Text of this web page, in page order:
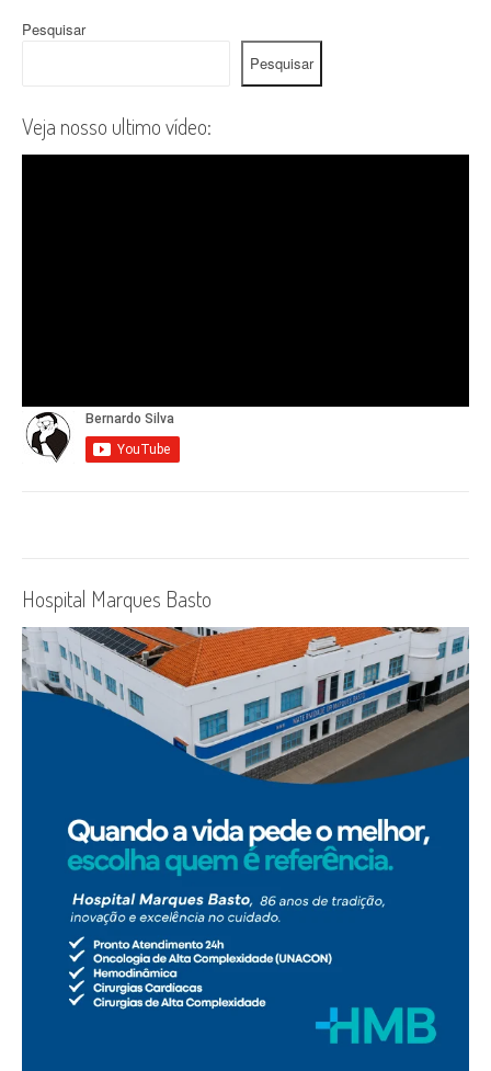
Pesquisar
Pesquisar
Veja nosso ultimo vídeo:
Hospital Marques Basto